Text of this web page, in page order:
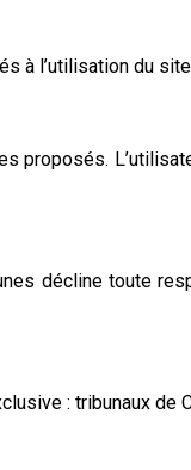
l’utilisation du
décline toute
: tribunaux de